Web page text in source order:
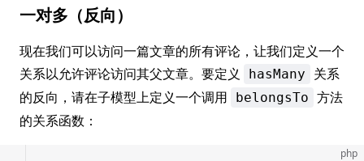
一对多（反向）
现在我们可以访问一篇文章的所有评论，让我们定义一个
关系以允许评论访问其父文章。要定义
hasMany
关系
的反向，请在子模型上定义一个调用
belongsTo 方法
的关系函数：
php